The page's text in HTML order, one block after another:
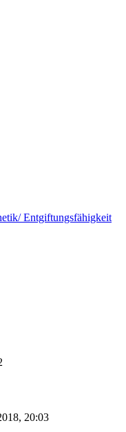
Entgiftungsfähigkeit
20:03